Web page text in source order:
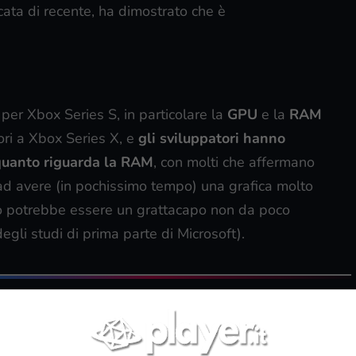
di recente, ha dimostrato che è
Xbox Series S, in particolare la GPU e la RAM
a Xbox Series X, e gli sviluppatori hanno
riguarda la RAM, con molti che affermano
avere (in pochissimo tempo) una grafica molto
essere un grattacapo non da poco
studi di prima parte di Microsoft).
News, basta un click!